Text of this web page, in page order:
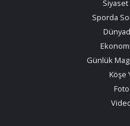
Sporda
Günlük
Köşe